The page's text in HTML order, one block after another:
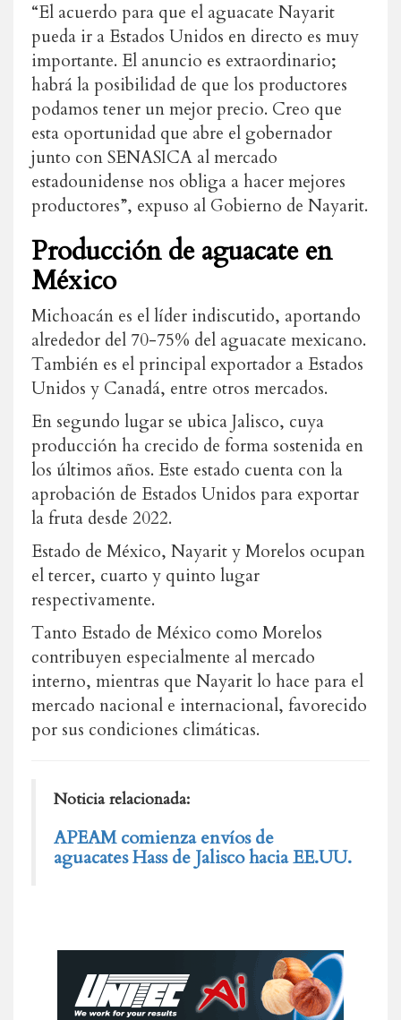
“El acuerdo para que el aguacate Nayarit
pueda ir a Estados Unidos en directo es muy
importante. El anuncio es extraordinario;
habrá la posibilidad de que los productores
podamos tener un mejor precio. Creo que
esta oportunidad que abre el gobernador
junto con SENASICA al mercado
estadounidense nos obliga a hacer mejores
productores”, expuso al Gobierno de Nayarit.
Producción de aguacate en
México
Michoacán es el líder indiscutido, aportando
alrededor del 70-75% del aguacate mexicano.
También es el principal exportador a Estados
Unidos y Canadá, entre otros mercados.
En segundo lugar se ubica Jalisco, cuya
producción ha crecido de forma sostenida en
los últimos años. Este estado cuenta con la
aprobación de Estados Unidos para exportar
la fruta desde 2022.
Estado de México, Nayarit y Morelos ocupan
el tercer, cuarto y quinto lugar
respectivamente.
Tanto Estado de México como Morelos
contribuyen especialmente al mercado
interno, mientras que Nayarit lo hace para el
mercado nacional e internacional, favorecido
por sus condiciones climáticas.
Noticia relacionada:
APEAM comienza envíos de
aguacates Hass de Jalisco hacia EE.UU.